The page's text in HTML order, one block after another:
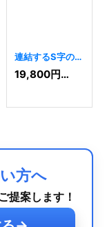
連結するS字のダ
イナミックロゴ
[10214 ]
19,800円(税込)
方へ
提案します！